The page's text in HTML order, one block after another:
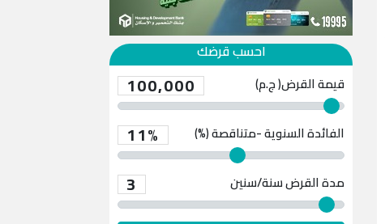
احسب قرضك
قيمة القرض( ج.م) 100,000
الفائدة السنوية -متناقصة (%) 11%
مدة القرض 3 سنة/سنين